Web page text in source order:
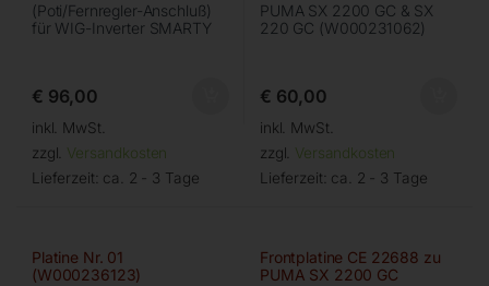
(Poti/Fernregler-Anschluß)
für WIG-Inverter SMARTY
€ 96,00
inkl. MwSt.
zzgl. Versandkosten
Lieferzeit: ca. 2 - 3 Tage
PUMA SX 2200 GC & SX
220 GC (W000231062)
€ 60,00
inkl. MwSt.
zzgl. Versandkosten
Lieferzeit: ca. 2 - 3 Tage
Platine Nr. 01
(W000236123)
Frontplatine CE 22688 zu
PUMA SX 2200 GC